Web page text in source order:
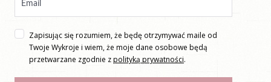
Zapisując się rozumiem, że będę otrzymywać maile od
Twoje Wykroje i wiem, że moje dane osobowe będą
przetwarzane zgodnie zpolityką prywatności.